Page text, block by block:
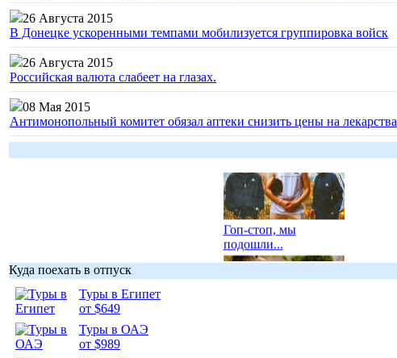
26 Августа 2015
В Донецке ускоренными темпами мобилизуется группировка войск
26 Августа 2015
Российская валюта слабеет на глазах.
08 Мая 2015
Антимонопольный комитет обязал аптеки снизить цены на лекарства
Гоп-стоп, мы
подошли...
Куда поехать в отпуск
Туры в Египет
от $649
Туры в ОАЭ
от $989